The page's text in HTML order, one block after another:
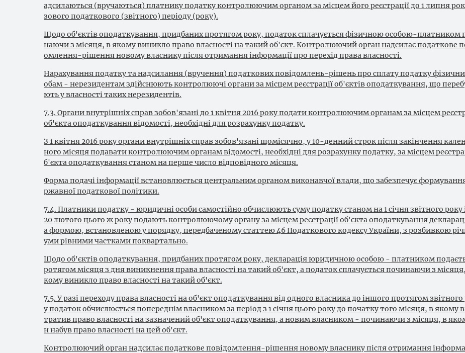
адсилаються (вручаються) платнику податку контролюючим органом за місцем його реєстрації до 1 липня
зового податкового (звітного) періоду (року).
Щодо об'єктів оподаткування, придбаних протягом року, податок сплачується фізичною особою-платником
наючи з місяця, в якому виникло право власності на такий об'єкт. Контролюючий орган надсилає податкове
омлення-рішення новому власнику після отримання інформації про перехід права власності.
Нарахування податку та надсилання (вручення) податкових повідомлень-рішень про сплату податку
обам - нерезидентам здійснюють контролюючі органи за місцем реєстрації об'єктів оподаткування, що
ють у власності таких нерезидентів.
7.3. Органи внутрішніх справ зобов'язані до 1 квітня 2016 року подати контролюючим органам за місцем
об'єкта оподаткування відомості, необхідні для розрахунку податку.
З 1 квітня 2016 року органи внутрішніх справ зобов'язані щомісячно, у 10-денний строк після закінчення
ного місяця подавати контролюючим органам відомості, необхідні для розрахунку податку, за місцем
б'єкта оподаткування станом на перше число відповідного місяця.
Форма подачі інформації встановлюється центральним органом виконавчої влади, що забезпечує
ржавної податкової політики.
7.4. Платники податку - юридичні особи самостійно обчислюють суму податку станом на 1 січня звітного року
20 лютого цього ж року подають контролюючому органу за місцем реєстрації об'єкта оподаткування
а формою, встановленою у порядку, передбаченому статтею 46 Податкового кодексу України, з розбивкою
уми рівними частками поквартально.
Щодо об'єктів оподаткування, придбаних протягом року, декларація юридичною особою - платником
ротягом місяця з дня виникнення права власності на такий об'єкт, а податок сплачується починаючи з
кому виникло право власності на такий об'єкт.
7.5. У разі переходу права власності на об'єкт оподаткування від одного власника до іншого протягом звітного
у податок обчислюється попереднім власником за період з 1 січня цього року до початку того місяця, в якому
тратив право власності на зазначений об'єкт оподаткування, а новим власником - починаючи з місяця, в
н набув право власності на цей об'єкт.
Контролюючий орган надсилає податкове повідомлення-рішення новому власнику після отримання